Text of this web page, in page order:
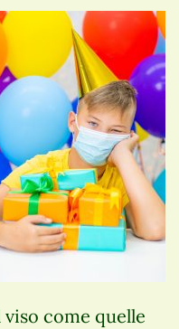
come quelle